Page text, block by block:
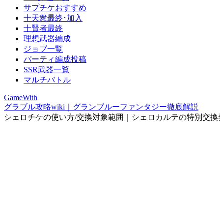
サプチケおすすめ
十天衆最終･加入
十賢者最終
理想武器編成
ジョブ一覧
パーティ編成投稿
SSR武器一覧
マルチバトル
GameWith
グラブル攻略wiki｜グランブルーファンタジー徹底解説
シェロチケの使い方/交換対象範囲｜シェロカルテの特別交換